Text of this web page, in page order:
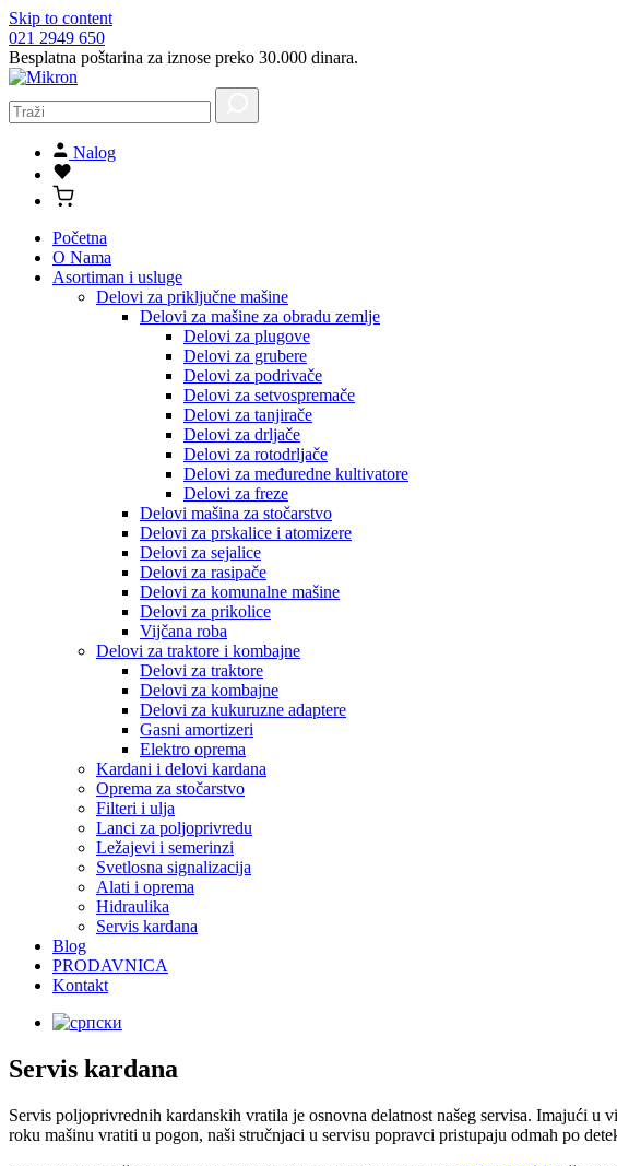
Skip to content
021 2949 650
Besplatna poštarina za iznose preko 30.000 dinara.
Nalog
Početna
O Nama
Asortiman i usluge
Delovi za priključne mašine
Delovi za mašine za obradu zemlje
Delovi za plugove
Delovi za grubere
Delovi za podrivače
Delovi za setvospremače
Delovi za tanjirače
Delovi za drljače
Delovi za rotodrljače
Delovi za međuredne kultivatore
Delovi za freze
Delovi mašina za stočarstvo
Delovi za prskalice i atomizere
Delovi za sejalice
Delovi za rasipače
Delovi za komunalne mašine
Delovi za prikolice
Vijčana roba
Delovi za traktore i kombajne
Delovi za traktore
Delovi za kombajne
Delovi za kukuruzne adaptere
Gasni amortizeri
Elektro oprema
Kardani i delovi kardana
Oprema za stočarstvo
Filteri i ulja
Lanci za poljoprivredu
Ležajevi i semerinzi
Svetlosna signalizacija
Alati i oprema
Hidraulika
Servis kardana
Blog
PRODAVNICA
Kontakt
Servis kardana
Servis poljoprivrednih kardanskih vratila je osnovna delatnost našeg servisa. Imajući
roku mašinu vratiti u pogon, naši stručnjaci u servisu popravci pristupaju odmah po